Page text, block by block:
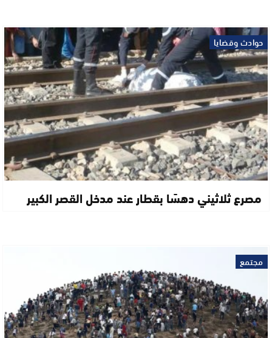
حوادث وقضايا
مصرع ثلاثيني دهسًا بقطار عند مدخل القصر الكبير
مجتمع